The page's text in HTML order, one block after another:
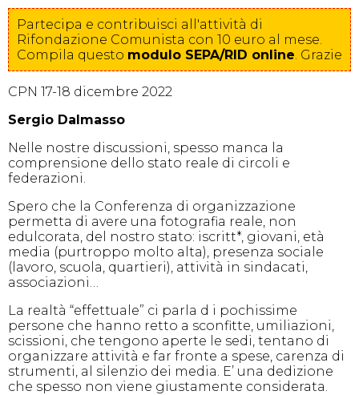
Partecipa e contribuisci all'attività di
Rifondazione Comunista con 10 euro al mese.
Compila questo modulo SEPA/RID online. Grazie
CPN 17-18 dicembre 2022
Sergio Dalmasso
Nelle nostre discussioni, spesso manca la
comprensione dello stato reale di circoli e
federazioni.
Spero che la Conferenza di organizzazione
permetta di avere una fotografia reale, non
edulcorata, del nostro stato: iscritt*, giovani, età
media (purtroppo molto alta), presenza sociale
(lavoro, scuola, quartieri), attività in sindacati,
associazioni…
La realtà “effettuale” ci parla d i pochissime
persone che hanno retto a sconfitte, umiliazioni,
scissioni, che tengono aperte le sedi, tentano di
organizzare attività e far fronte a spese, carenza di
strumenti, al silenzio dei media. E’ una dedizione
che spesso non viene giustamente considerata.